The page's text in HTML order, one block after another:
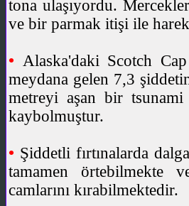
tona ulaşıyordu.
ve bir parmak itişi ile
• Alaska'daki Scotch
meydana gelen 7,3
metreyi aşan bir
kaybolmuştur.
• Şiddetli fırtınalarda
tamamen örtebilmekte
camlarını kırabilmektedir.